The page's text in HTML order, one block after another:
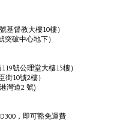
基督教大樓10樓）
突破中心地下）
號公理堂大樓15樓）
10號2樓）
灣道2 號)
，即可豁免運費